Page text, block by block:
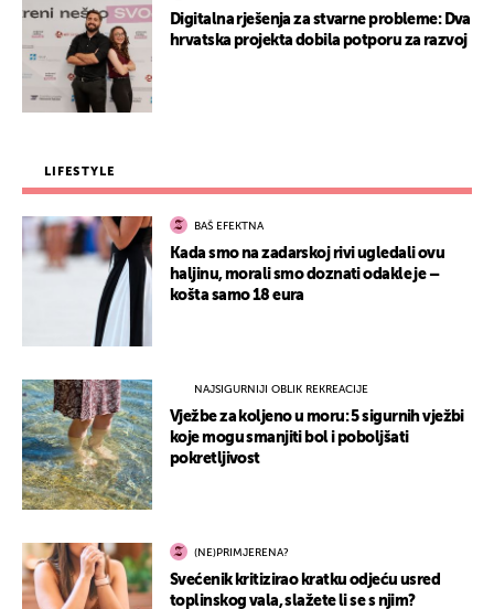
Digitalna rješenja za stvarne probleme: Dva
hrvatska projekta dobila potporu za razvoj
LIFESTYLE
BAŠ EFEKTNA
Kada smo na zadarskoj rivi ugledali ovu
haljinu, morali smo doznati odakle je –
košta samo 18 eura
NAJSIGURNIJI OBLIK REKREACIJE
Vježbe za koljeno u moru: 5 sigurnih vježbi
koje mogu smanjiti bol i poboljšati
pokretljivost
(NE)PRIMJERENA?
Svećenik kritizirao kratku odjeću usred
toplinskog vala, slažete li se s njim?